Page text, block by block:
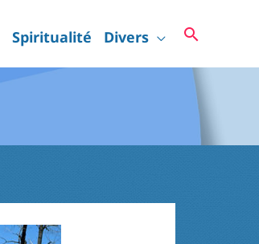
Spiritualité Divers